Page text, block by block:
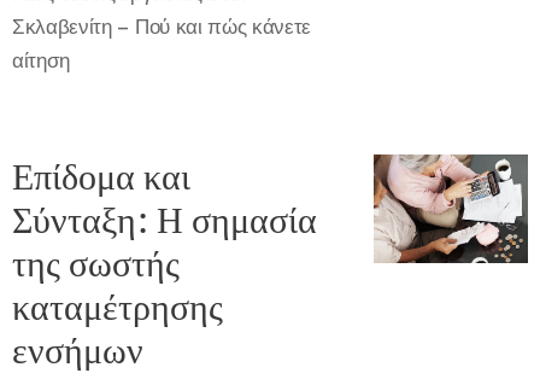
Σκλαβενίτη – Πού και πώς κάνετε
αίτηση
Επίδομα και
Σύνταξη: Η σημασία
της σωστής
καταμέτρησης
ενσήμων